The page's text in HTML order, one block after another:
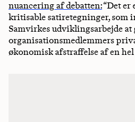
nuancering af debatten:“Det er
kritisable satiretegninger, som
Samvirkes udviklingsarbejde at
organisationsmedlemmers
økonomisk afstraffelse af en